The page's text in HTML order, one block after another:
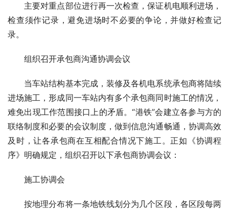
主要对重点部位进行再一次检查，保证机电顺利进场，
检查须作记录，避免进场时不必要的争论，并做好检查记
录。
组织召开承包商沟通协调会议
当车站结构基本完成，装修及各机电系统承包商将陆续
进场施工，形成同一车站内有多个承包商同时施工的情况，
难免出现工作范围接口上的矛盾。“港铁”会建立各参与方的
联络制度和必要的会议制度，做到信息沟通畅通，协调高效
及时，让各承包商在互相配合情况下施工。正如《协调程
序》明确规定，组织召开以下承包商协调会议：
施工协调会
按地理分布将一条地铁线划分为几个区段，各区段每两